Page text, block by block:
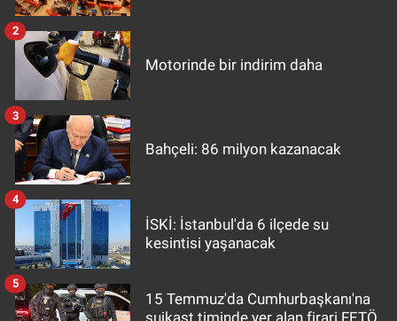
Motorinde bir indirim daha
2
Bahçeli: 86 milyon kazanacak
3
İSKİ: İstanbul'da 6 ilçede su
kesintisi yaşanacak
4
15 Temmuz'da Cumhurbaşkanı'na
5